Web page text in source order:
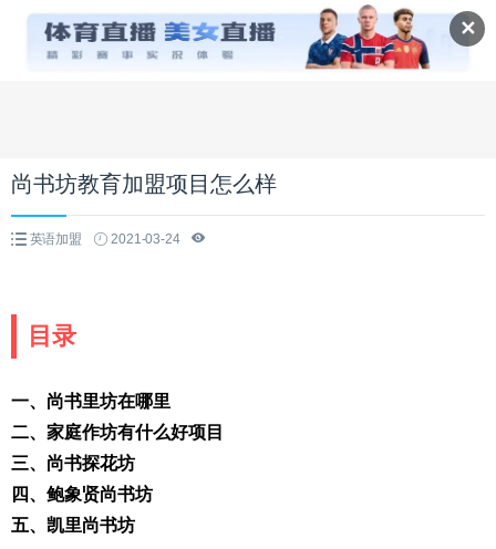
✕
尚书坊教育加盟项目怎么样
英语加盟 2021-03-24
目录
一、尚书里坊在哪里
二、家庭作坊有什么好项目
三、尚书探花坊
四、鲍象贤尚书坊
五、凯里尚书坊